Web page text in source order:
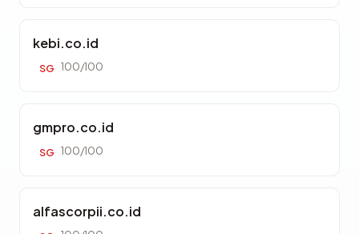
kebi.co.id
SG 100/100
gmpro.co.id
SG 100/100
alfascorpii.co.id